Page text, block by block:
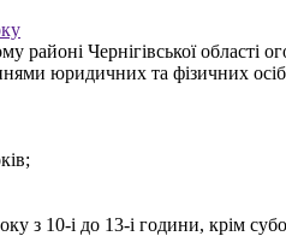
районі Чернігівської області
юридичних та фізичних
з 10-і до 13-і години, крім